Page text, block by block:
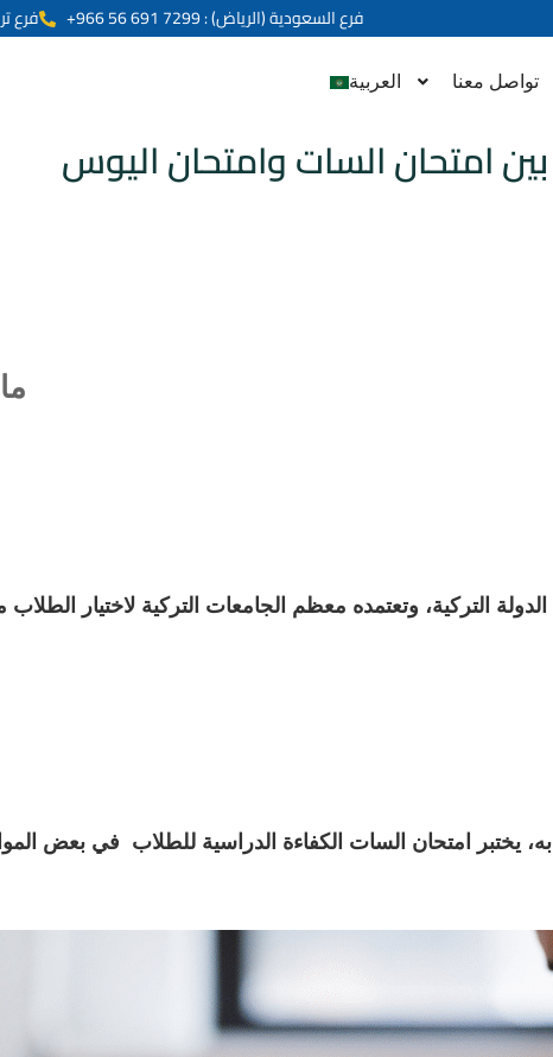
+90 444 +966 56 691 7299 : فرع السعودية (الرياض)
العربية تواصل معنا
امتحان السات وامتحان اليوس
يختبر امتحان السات الكفاءة الدراسية للطلاب في بعض